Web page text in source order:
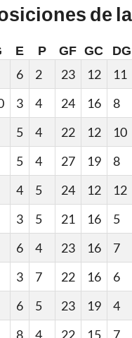
de
E P GF GC DG
6 2 23 12 11
3 4 24 16 8
5 4 22 12 10
5 4 27 19 8
4 5 24 12 12
3 5 21 16 5
6 4 23 16 7
3 7 22 16 6
6 5 23 19 4
8 4 22 15 7